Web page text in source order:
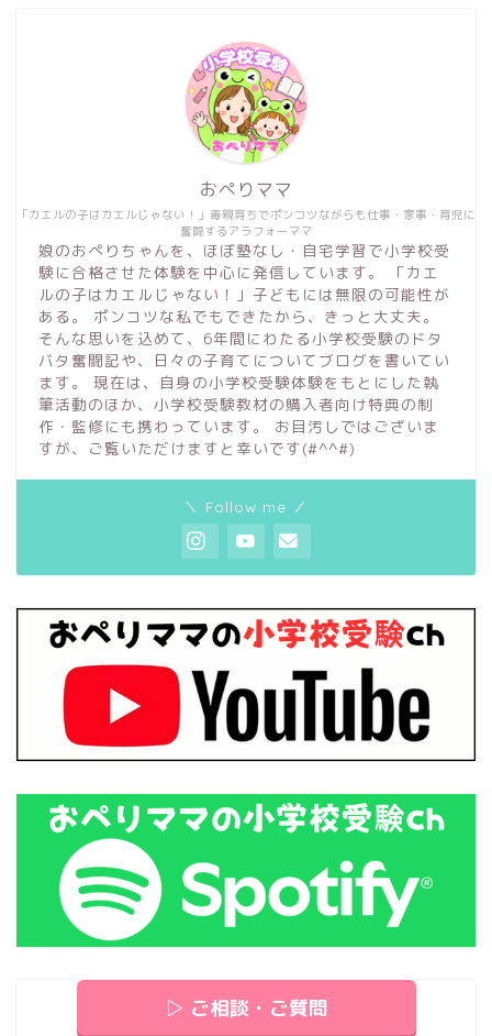
「カエルの子はカエルじゃない！」毒親育ちでポンコツながらも仕事・家事・育児に
奮闘するアラフォーママ
おぺりママ
娘のおぺりちゃんを、ほぼ塾なし・自宅学習で小学校受
験に合格させた体験を中心に発信しています。 「カエ
ルの子はカエルじゃない！」子どもには無限の可能性が
ある。 ポンコツな私でもできたから、きっと大丈夫。
そんな思いを込めて、6年間にわたる小学校受験のドタ
バタ奮闘記や、日々の子育てについてブログを書いてい
ます。 現在は、自身の小学校受験体験をもとにした執
筆活動のほか、小学校受験教材の購入者向け特典の制
作・監修にも携わっています。 お目汚しではございま
すが、ご覧いただけますと幸いです(#^^#)
＼ Follow me ／
▷ ご相談・ご質問